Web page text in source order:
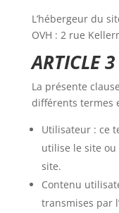
L’hébergeur du
OVH : 2 rue
ARTICLE
La présente
différents termes
Utilisateur : ce
utilise le site ou
site.
Contenu
transmises par